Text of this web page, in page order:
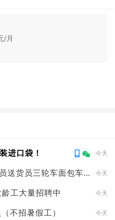
/月
进口袋！ 今天
送货员三轮车面包车
今天
工大量招聘中 今天
不招暑假工） 今天